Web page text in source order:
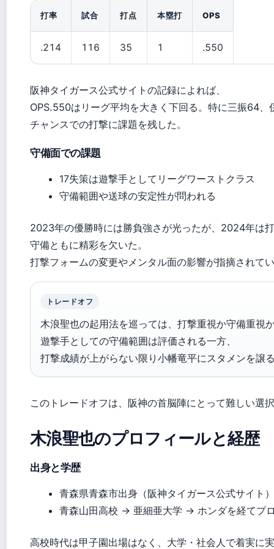
打率 試合 打点 本塁打 OPS
.214 116 35 1 .550
阪神タイガース公式サイトの記録によれば、
OPS.550はリーグ平均を大きく下回る。特に三振64、
チャンスでの打撃に課題を残した。
守備面での課題
17失策は遊撃手としてリーグワーストクラス
守備範囲や送球の安定性が問われる
2023年の優勝時には勝負強さが光ったが、2024年は
守備ともに精彩を欠いた。
打撃フォームの変更やメンタル面の影響が指摘されて
トレードオフ
木浪聖也の起用法を巡っては、打撃重視か守備重視
遊撃手としての守備範囲は評価される一方、
打撃成績が上がらない限り小幡竜平にスタメンを譲
このトレードオフは、阪神の首脳陣にとって難しい選
木浪聖也のプロフィールと経歴
出身と学歴
青森県青森市出身（阪神タイガース公式サイト）
青森山田高校 → 亜細亜大学 → ホンダを経てプ
高校時代は甲子園出場はなく、大学・社会人で着実に